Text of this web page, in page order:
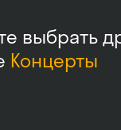
выбрать
Концерты